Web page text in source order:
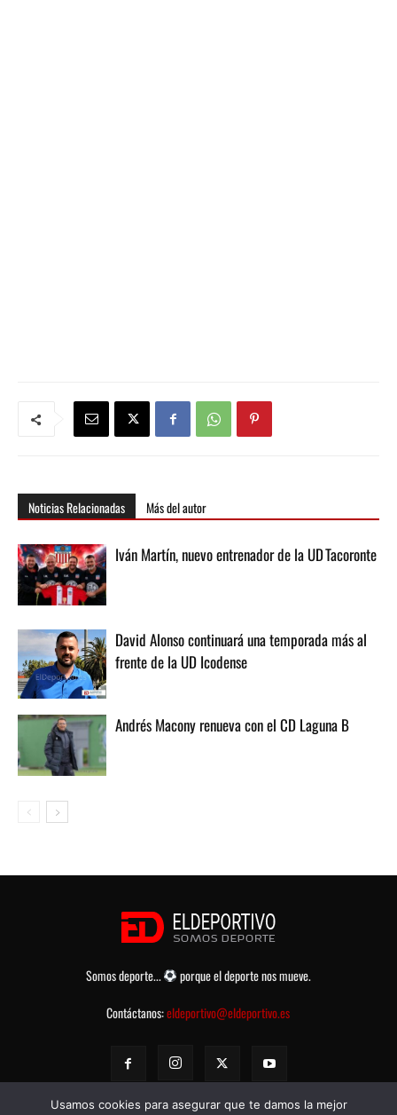
Noticias Relacionadas Más del autor
Iván Martín, nuevo entrenador de la UD Tacoronte
David Alonso continuará una temporada más al
frente de la UD Icodense
Andrés Macony renueva con el CD Laguna B
Somos deporte...
porque el deporte nos mueve.
Contáctanos:eldeportivo@eldeportivo.es
Usamos cookies para asegurar que te damos la mejor